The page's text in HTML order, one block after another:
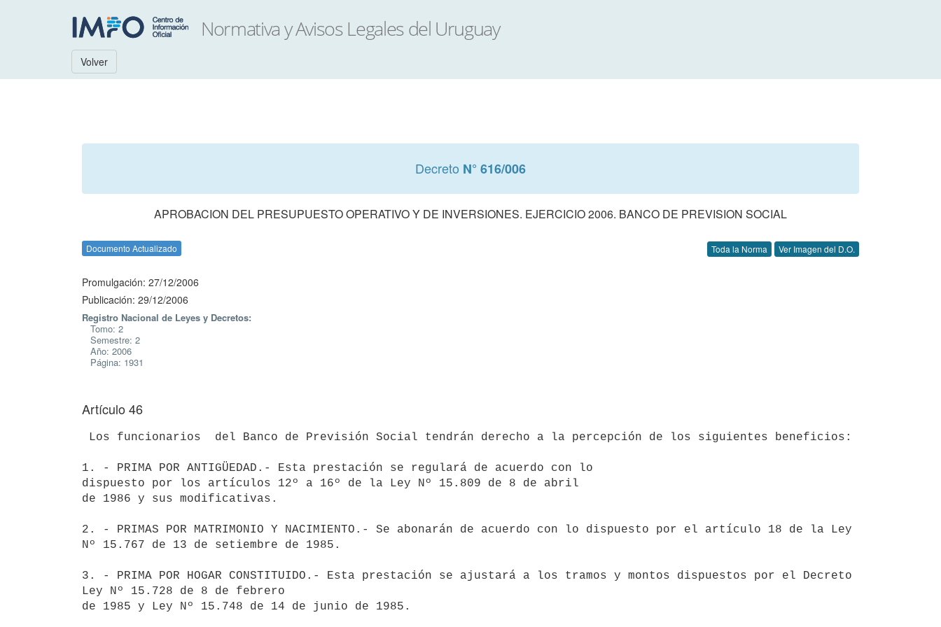
Volver
Decreto N° 616/006
APROBACION DEL PRESUPUESTO OPERATIVO Y DE INVERSIONES. EJERCICIO 2006. BANCO DE PREVISION SOCIAL
Documento Actualizado Toda la Norma Ver Imagen del D.O.
Promulgación: 27/12/2006
Publicación: 29/12/2006
Registro Nacional de Leyes y Decretos:
Tomo: 2
Semestre: 2
Año: 2006
Página: 1931
Artículo 46
1. - PRIMA POR ANTIGÜEDAD.- Esta prestación se regulará de acuerdo con lo
dispuesto por los artículos 12º a 16º de la Ley Nº 15.809 de 8 de abril
de 1986 y sus modificativas.
2. - PRIMAS POR MATRIMONIO Y NACIMIENTO.- Se abonarán de acuerdo con lo dispuesto por el artículo 18 de la Ley
Nº 15.767 de 13 de setiembre de 1985.
3. - PRIMA POR HOGAR CONSTITUIDO.- Esta prestación se ajustará a los tramos y montos dispuestos por el Decreto
Ley Nº 15.728 de 8 de febrero
de 1985 y Ley Nº 15.748 de 14 de junio de 1985.